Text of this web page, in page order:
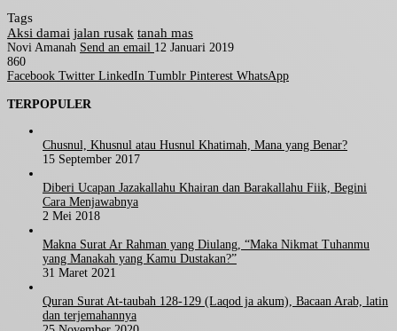
Tags
Aksi damai jalan rusak tanah mas
Novi Amanah Send an email 12 Januari 2019
860
Facebook Twitter LinkedIn Tumblr Pinterest WhatsApp
TERPOPULER
Chusnul, Khusnul atau Husnul Khatimah, Mana yang Benar?
15 September 2017
Diberi Ucapan Jazakallahu Khairan dan Barakallahu Fiik, Begini
Cara Menjawabnya
2 Mei 2018
Makna Surat Ar Rahman yang Diulang, “Maka Nikmat Tuhanmu
yang Manakah yang Kamu Dustakan?”
31 Maret 2021
Quran Surat At-taubah 128-129 (Laqod ja akum), Bacaan Arab, latin
dan terjemahannya